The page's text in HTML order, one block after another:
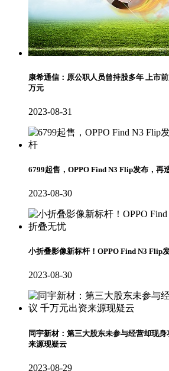
康希通信：原公职人员曾持股多年 上市
万元
2023-08-31
6799起售，OPPO Find N3 Flip发布，再
2023-08-30
小折叠影像新标杆！OPPO Find N3 Flip
2023-08-30
同宇新材：第三大股东未参与经营却现
来源现疑云
2023-08-29